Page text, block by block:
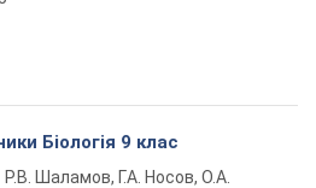
Біологія 9 клас
Р.В. Шаламов, Г.А. Носов, О.А.